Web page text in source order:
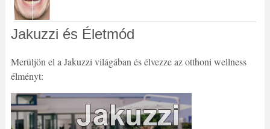
Jakuzzi és Életmód
Merüljön el a Jakuzzi világában és élvezze az otthoni wellness
élményt: